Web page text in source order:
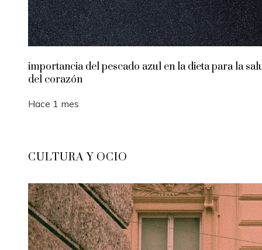
importancia del pescado azul en la dieta para la
del corazón
Hace 1 mes
CULTURA Y OCIO